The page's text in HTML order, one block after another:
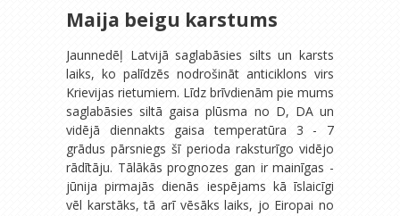
Maija beigu karstums
Jaunnedēļ Latvijā saglabāsies silts un karsts
laiks, ko palīdzēs nodrošināt anticiklons virs
Krievijas rietumiem. Līdz brīvdienām pie mums
saglabāsies siltā gaisa plūsma no D, DA un
vidējā diennakts gaisa temperatūra 3 - 7
grādus pārsniegs šī perioda raksturīgo vidējo
rādītāju. Tālākās prognozes gan ir mainīgas -
jūnija pirmajās dienās iespējams kā īslaicīgi
vēl karstāks, tā arī vēsāks laiks, jo Eiropai no